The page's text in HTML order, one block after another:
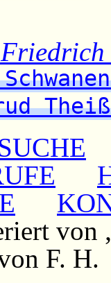
Friedrich
von
F. H.